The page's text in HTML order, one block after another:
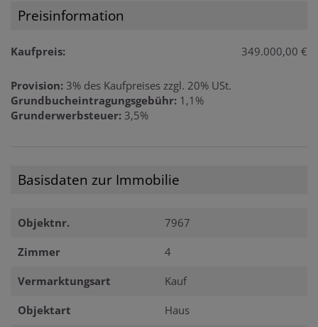
Preisinformation
Kaufpreis: 349.000,00 €
Provision: 3% des Kaufpreises zzgl. 20% USt.
Grundbucheintragungsgebühr: 1,1%
Grunderwerbsteuer: 3,5%
Basisdaten zur Immobilie
Objektnr. 7967
Zimmer 4
Vermarktungsart Kauf
Objektart Haus